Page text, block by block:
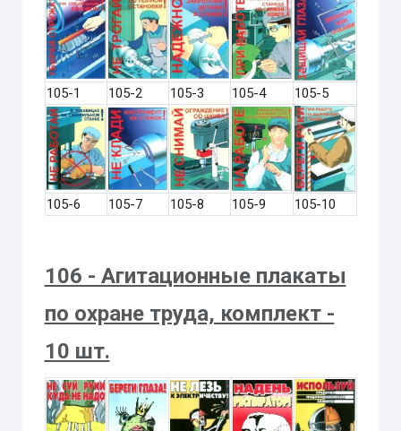
105-1 105-2 105-3 105-4 105-5
105-6 105-7 105-8 105-9 105-10
106 - Агитационные плакаты
по охране труда, комплект -
10 шт.